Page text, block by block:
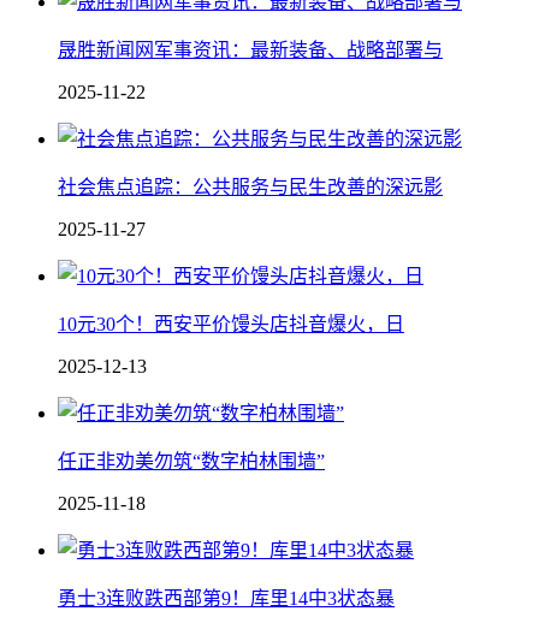
晟胜新闻网军事资讯：最新装备、战略部署与
2025-11-22
社会焦点追踪：公共服务与民生改善的深远影
2025-11-27
10元30个！西安平价馒头店抖音爆火，日
2025-12-13
任正非劝美勿筑“数字柏林围墙”
2025-11-18
勇士3连败跌西部第9！库里14中3状态暴